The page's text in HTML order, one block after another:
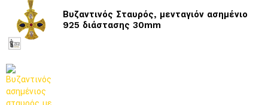
Βυζαντινός Σταυρός, μενταγιόν ασημένιο
925 διάστασης 30mm